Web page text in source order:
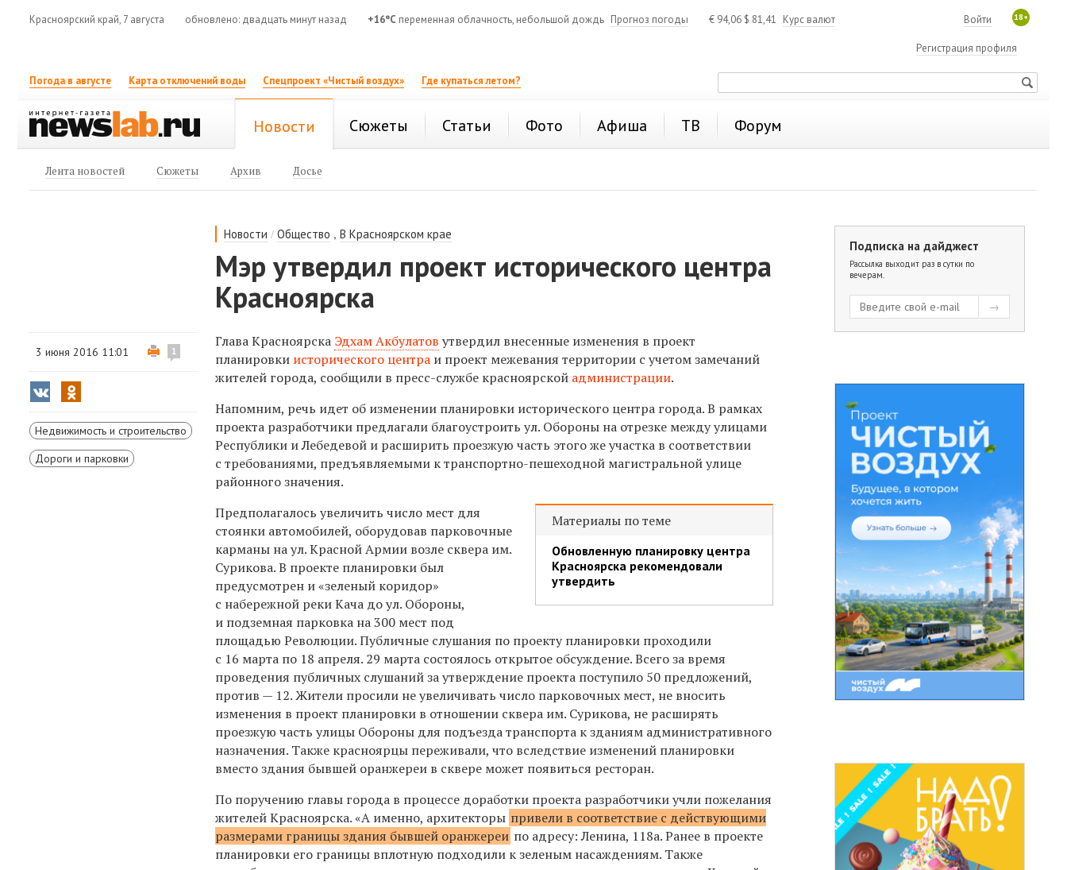
Красноярский край, 7 августа обновлено: двадцать минут назад +16°C переменная облачность, небольшой дождь Прогноз погоды € 94,06 $ 81,41 Курс валют 18+
Войти
Регистрация профиля
Погода в августе Карта отключений воды Спецпроект «Чистый воздух» Где купаться летом?
Новости Сюжеты Статьи Фото Афиша ТВ Форум
Лента новостей Сюжеты Архив Досье
Новости /Общество ,В Красноярском крае
Мэр утвердил проект исторического центра
Красноярска
3 июня 2016 11:01 1
Недвижимость и строительство
Дороги и парковки
Глава Красноярска Эдхам Акбулатов утвердил внесенные изменения в проект
планировки исторического центра и проект межевания территории с учетом замечаний
жителей города, сообщили в пресс-службе красноярской администрации.
Напомним, речь идет об изменении планировки исторического центра города. В рамках
проекта разработчики предлагали благоустроить ул. Обороны на отрезке между улицами
Республики и Лебедевой и расширить проезжую часть этого же участка в соответствии
с требованиями, предъявляемыми к транспортно-пешеходной магистральной улице
районного значения.
Материалы по теме
Обновленную планировку центра
Красноярска рекомендовали
утвердить
Предполагалось увеличить число мест для
стоянки автомобилей, оборудовав парковочные
карманы на ул. Красной Армии возле сквера им.
Сурикова. В проекте планировки был
предусмотрен и «зеленый коридор»
с набережной реки Кача до ул. Обороны,
и подземная парковка на 300 мест под
площадью Революции. Публичные слушания по проекту планировки проходили
с 16 марта по 18 апреля. 29 марта состоялось открытое обсуждение. Всего за время
проведения публичных слушаний за утверждение проекта поступило 50 предложений,
против — 12. Жители просили не увеличивать число парковочных мест, не вносить
изменения в проект планировки в отношении сквера им. Сурикова, не расширять
проезжую часть улицы Обороны для подъезда транспорта к зданиям административного
назначения. Также красноярцы переживали, что вследствие изменений планировки
вместо здания бывшей оранжереи в сквере может появиться ресторан.
По поручению главы города в процессе доработки проекта разработчики учли пожелания
жителей Красноярска. «А именно, архитекторы привели в соответствие с действующими
размерами границы здания бывшей оранжереи по адресу: Ленина, 118а. Ранее в проекте
планировки его границы вплотную подходили к зеленым насаждениям. Также
Подписка на дайджест
Рассылка выходит раз в сутки по
вечерам.